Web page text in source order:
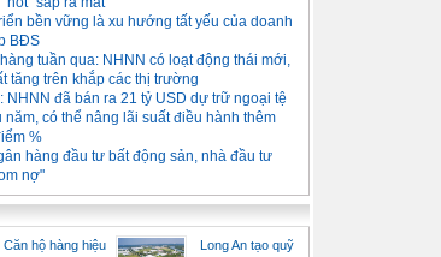
bền vững là xu hướng tất yếu của doanh
BĐS
tuần qua: NHNN có loạt động thái mới,
tăng trên khắp các thị trường
NHNN đã bán ra 21 tỷ USD dự trữ ngoại tệ
năm, có thể nâng lãi suất điều hành thêm
%
hàng đầu tư bất động sản, nhà đầu tư
nợ"
Căn hộ hàng hiệu
Long An tạo quỹ